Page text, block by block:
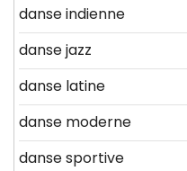
danse indienne
danse jazz
danse latine
danse moderne
danse sportive